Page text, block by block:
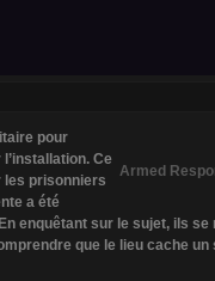
Armed
pour
Ce
les prisonniers
a été
enquêtant sur le sujet, ils
que le lieu cache un